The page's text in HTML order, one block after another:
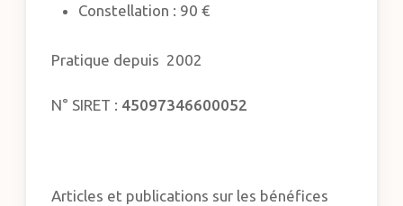
Constellation : 90 €
Pratique depuis 2002
N° SIRET : 45097346600052
Articles et publications sur les bénéfices